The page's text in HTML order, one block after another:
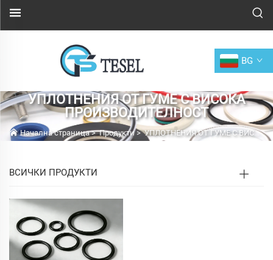
BG
УПЛОТНЕНИЯ ОТ ГУМЕ С ВИСОКА
ПРОИЗВОДИТЕЛНОСТ
Начална страница>Продукти>УПЛОТНЕНИЯ ОТ ГУМЕ С ВИСОКА ПРОИЗВОДИТЕЛНОСТ
ВСИЧКИ ПРОДУКТИ